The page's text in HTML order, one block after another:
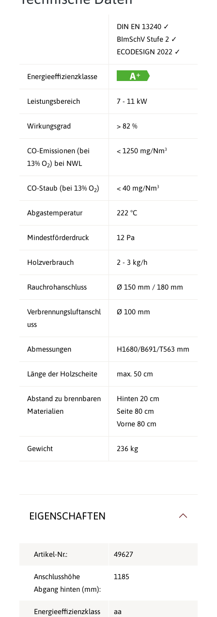
DIN EN 13240 ✓
BImSchV Stufe 2 ✓
ECODESIGN 2022 ✓
Energieeffizienzklasse
Leistungsbereich 7 - 11 kW
Wirkungsgrad > 82 %
CO-Emissionen (bei
13% O2) bei NWL
< 1250 mg/Nm³
CO-Staub (bei 13% O2) < 40 mg/Nm³
Abgastemperatur 222 °C
Mindestförderdruck 12 Pa
Holzverbrauch 2 - 3 kg/h
Rauchrohanschluss Ø 150 mm / 180 mm
Verbrennungsluftanschl
uss
Ø 100 mm
Abmessungen H1680/B691/T563 mm
Länge der Holzscheite max. 50 cm
Abstand zu brennbaren
Materialien
Hinten 20 cm
Seite 80 cm
Vorne 80 cm
Gewicht 236 kg
EIGENSCHAFTEN
Artikel-Nr.: 49627
Anschlusshöhe
Abgang hinten (mm):
1185
Energieeffizienzklass
aa